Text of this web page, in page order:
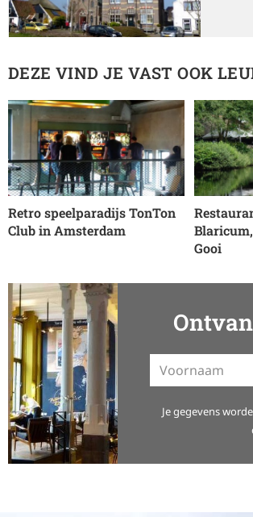
DEZE VIND JE VAST OOK
Retro speelparadijs TonTon
Club in Amsterdam
Gooi
e
Je gegevens